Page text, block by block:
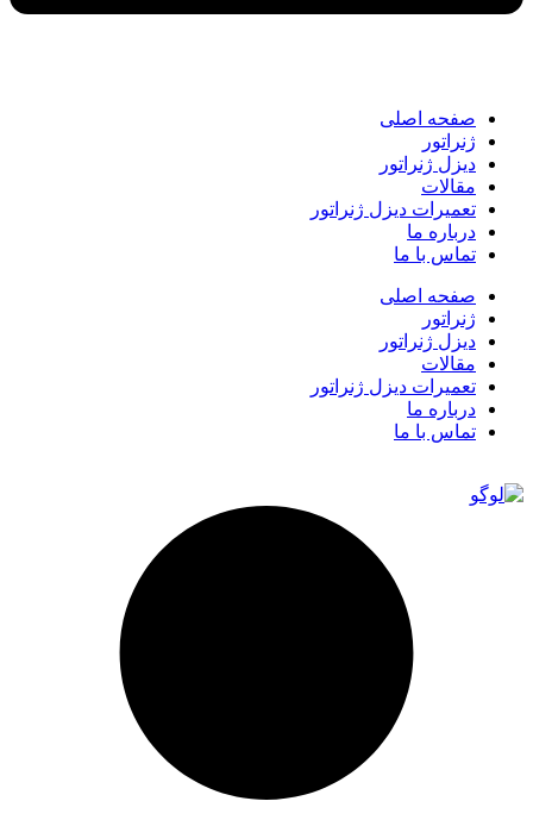
صفحه اصلی
ژنراتور
دیزل ژنراتور
مقالات
تعمیرات دیزل ژنراتور
درباره ما
تماس با ما
صفحه اصلی
ژنراتور
دیزل ژنراتور
مقالات
تعمیرات دیزل ژنراتور
درباره ما
تماس با ما